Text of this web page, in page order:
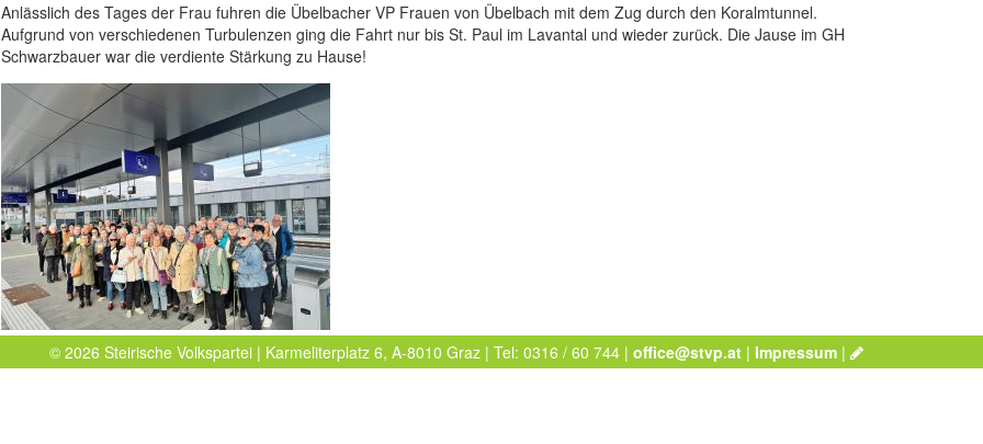
Anlässlich des Tages der Frau fuhren die Übelbacher VP Frauen von Übelbach mit dem Zug durch den Koralmtunnel.
Aufgrund von verschiedenen Turbulenzen ging die Fahrt nur bis St. Paul im Lavantal und wieder zurück. Die Jause im GH
Schwarzbauer war die verdiente Stärkung zu Hause!
© 2026 Steirische Volkspartei | Karmeliterplatz 6, A-8010 Graz | Tel: 0316 / 60 744 |office@stvp.at |Impressum |